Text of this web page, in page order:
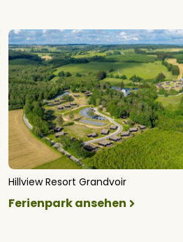
Hillview Resort Grandvoir
Ferienpark ansehen